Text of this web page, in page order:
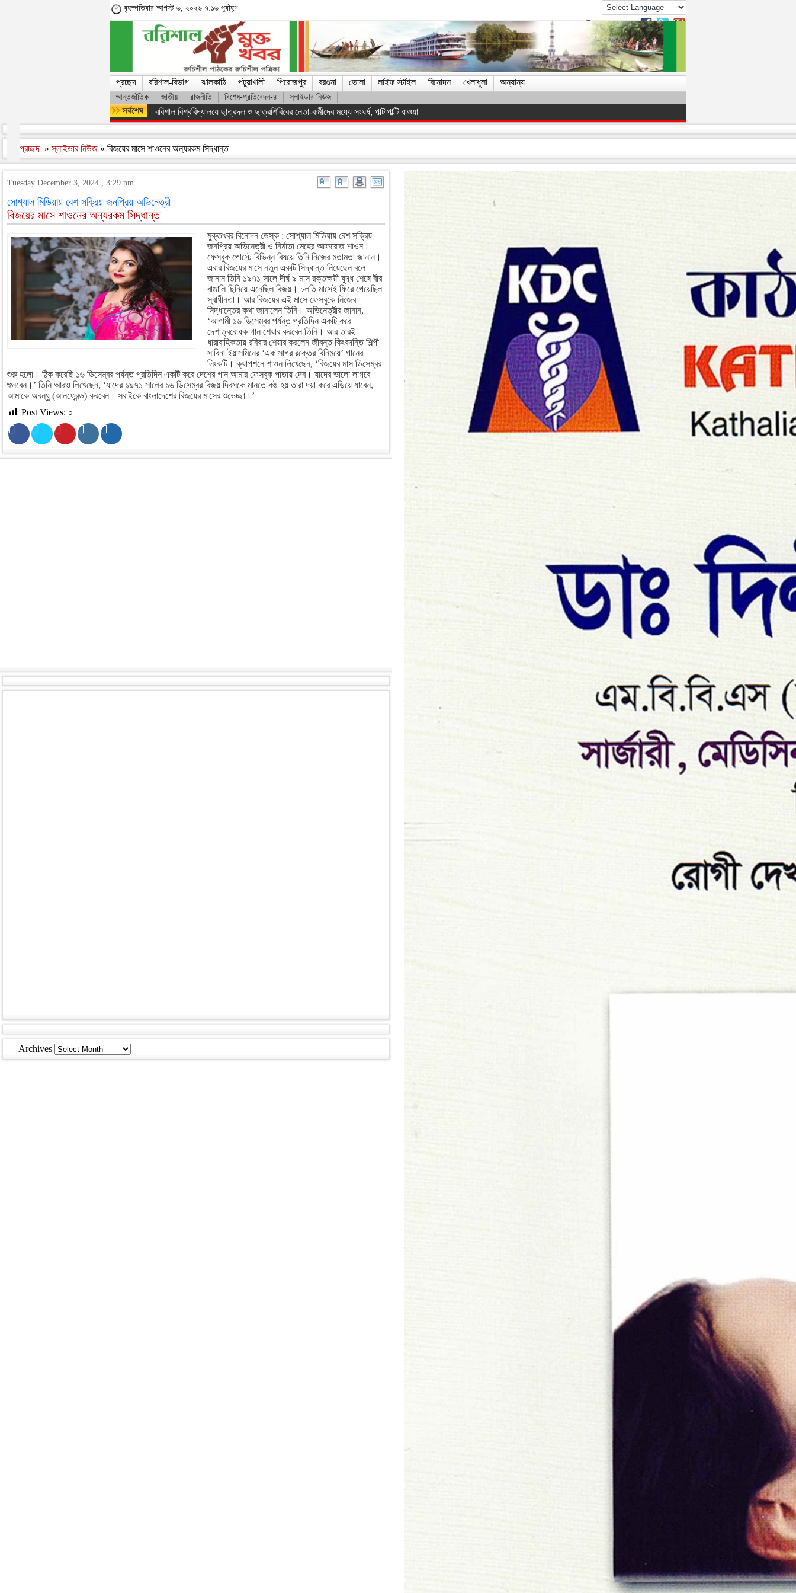
বৃহস্পতিবার আগস্ট ৬, ২০২৬ ৭:১৬ পূর্বাহ্ণ
প্রচ্ছদ বরিশাল-বিভাগ ঝালকাঠি পটুয়াখালী পিরোজপুর বরগুনা ভোলা লাইফ স্টাইল বিনোদন খেলাধুলা অন্যান্য
আন্তর্জাতিক জাতীয় রাজনীতি বিশেষ-প্রতিবেদন-৪ স্লাইডার নিউজ
অসংখ্য শহিদের রক্তের বিনিময়ে ফ্যাসিস্ট সরকারকে হটানো সম্ভব হয়েছে : তথ্যমন্ত্রী
প্রচ্ছদ »স্লাইডার নিউজ » বিজয়ের মাসে শাওনের অন্যরকম সিদ্ধান্ত
Tuesday December 3, 2024 , 3:29 pm
সোশ্যাল মিডিয়ায় বেশ সক্রিয় জনপ্রিয় অভিনেত্রী
বিজয়ের মাসে শাওনের অন্যরকম সিদ্ধান্ত
মুক্তখবর বিনোদন ডেস্ক : সোশ্যাল মিডিয়ায় বেশ সক্রিয়
জনপ্রিয় অভিনেত্রী ও নির্মাতা মেহের আফরোজ শাওন।
ফেসবুক পোস্টে বিভিন্ন বিষয়ে তিনি নিজের মতামতা জানান।
এবার বিজয়ের মাসে নতুন একটি সিদ্ধান্ত নিয়েছেন বলে
জানান তিনি ১৯৭১ সালে দীর্ঘ ৯ মাস রক্তক্ষয়ী যুদ্ধ শেষে বীর
বাঙালি ছিনিয়ে এনেছিল বিজয়। চলতি মাসেই ফিরে পেয়েছিল
স্বাধীনতা। আর বিজয়ের এই মাসে ফেসবুকে নিজের
সিদ্ধান্তের কথা জানালেন তিনি। অভিনেত্রীর জানান,
‘আগামী ১৬ ডিসেম্বর পর্যন্ত প্রতিদিন একটি করে
দেশাত্ববোধক গান শেয়ার করবেন তিনি। আর তারই
ধারাবাহিকতায় রবিবার শেয়ার করলেন জীবন্ত কিংবদন্তি শিল্পী
সাবিনা ইয়াসমিনের ‘এক সাগর রক্তের বিনিময়ে’ গানের
লিংকটি। ক্যাপশনে শাওন লিখেছেন, ‘বিজয়ের মাস ডিসেম্বর
শুরু হলো। ঠিক করেছি ১৬ ডিসেম্বর পর্যন্ত প্রতিদিন একটি করে দেশের গান আমার ফেসবুক পাতায় দেব। যাদের ভালো লাগবে
শুনবেন।’ তিনি আরও লিখেছেন, ‘যাদের ১৯৭১ সালের ১৬ ডিসেম্বর বিজয় দিবসকে মানতে কষ্ট হয় তারা দয়া করে এড়িয়ে যাবেন,
আমাকে অবন্ধু (আনফ্রেন্ড) করবেন। সবাইকে বাংলাদেশের বিজয়ের মাসের শুভেচ্ছা।’
Post Views: ০
Archives Archives